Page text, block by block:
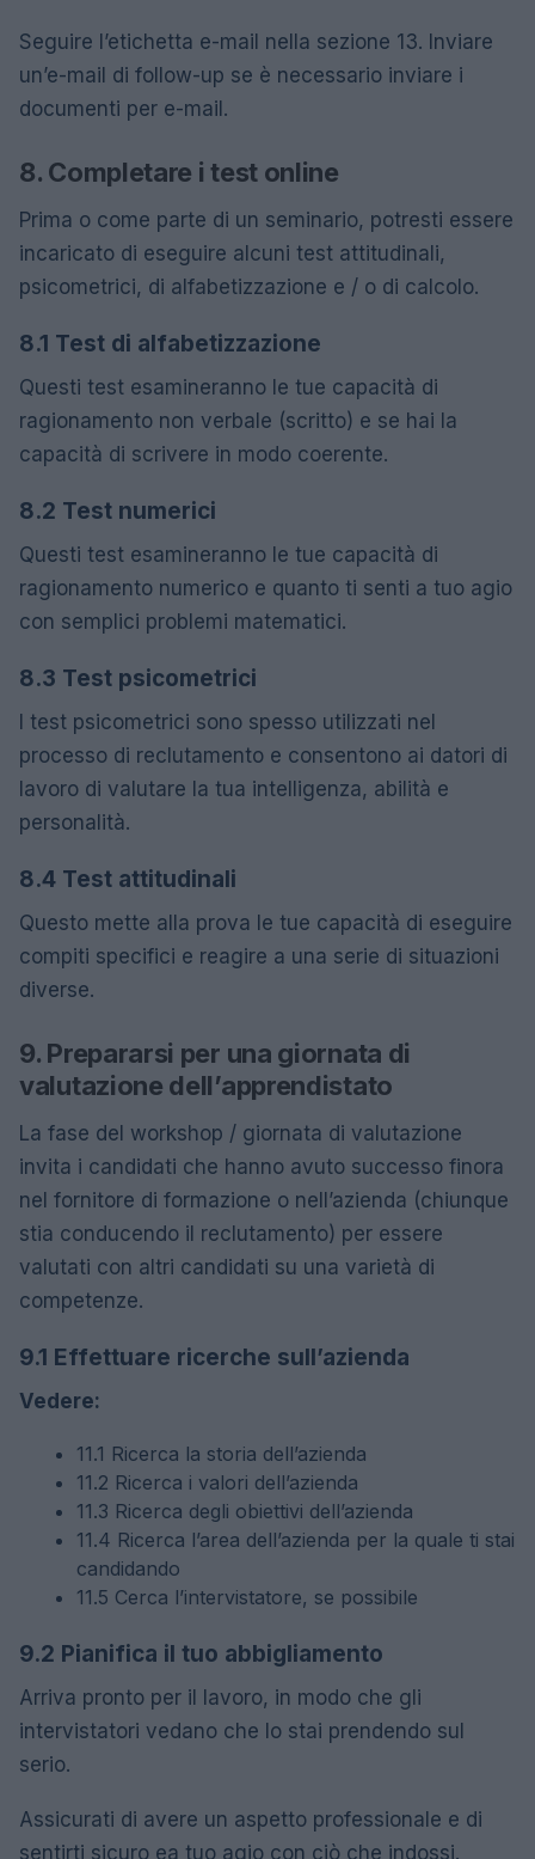
Seguire l’etichetta e-mail nella sezione 13. Inviare
un’e-mail di follow-up se è necessario inviare i
documenti per e-mail.
8. Completare i test online
Prima o come parte di un seminario, potresti essere
incaricato di eseguire alcuni test attitudinali,
psicometrici, di alfabetizzazione e / o di calcolo.
8.1 Test di alfabetizzazione
Questi test esamineranno le tue capacità di
ragionamento non verbale (scritto) e se hai la
capacità di scrivere in modo coerente.
8.2 Test numerici
Questi test esamineranno le tue capacità di
ragionamento numerico e quanto ti senti a tuo agio
con semplici problemi matematici.
8.3 Test psicometrici
I test psicometrici sono spesso utilizzati nel
processo di reclutamento e consentono ai datori di
lavoro di valutare la tua intelligenza, abilità e
personalità.
8.4 Test attitudinali
Questo mette alla prova le tue capacità di eseguire
compiti specifici e reagire a una serie di situazioni
diverse.
9. Prepararsi per una giornata di
valutazione dell’apprendistato
La fase del workshop / giornata di valutazione
invita i candidati che hanno avuto successo finora
nel fornitore di formazione o nell’azienda (chiunque
stia conducendo il reclutamento) per essere
valutati con altri candidati su una varietà di
competenze.
9.1 Effettuare ricerche sull’azienda
Vedere:
11.1 Ricerca la storia dell’azienda
11.2 Ricerca i valori dell’azienda
11.3 Ricerca degli obiettivi dell’azienda
11.4 Ricerca l’area dell’azienda per la quale ti stai
candidando
11.5 Cerca l’intervistatore, se possibile
9.2 Pianifica il tuo abbigliamento
Arriva pronto per il lavoro, in modo che gli
intervistatori vedano che lo stai prendendo sul
serio.
Assicurati di avere un aspetto professionale e di
sentirti sicuro ea tuo agio con ciò che indossi.